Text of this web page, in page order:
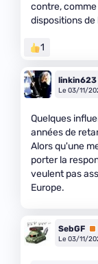
contre, comme
dispositions de
1
linkin623
Le 03/11/
Quelques
années de
Alors qu'une
porter la
veulent pas
Europe.
SebGF
Le 03/11/